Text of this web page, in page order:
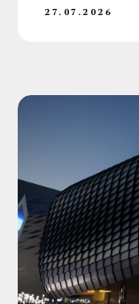
27.07.2026